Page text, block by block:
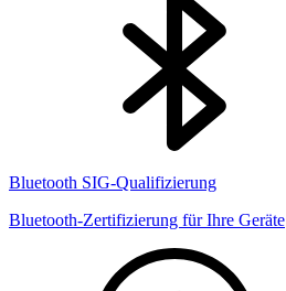
Bluetooth SIG-Qualifizierung
Bluetooth-Zertifizierung für Ihre Geräte